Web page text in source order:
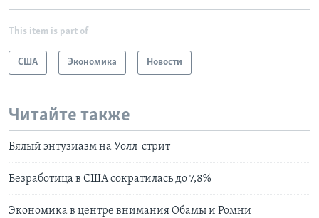
This item is part of
США Экономика Новости
Читайте также
Вялый энтузиазм на Уолл-стрит
Безработица в США сократилась до 7,8%
Экономика в центре внимания Обамы и Ромни